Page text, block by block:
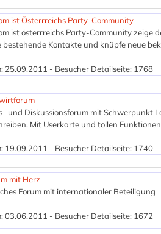
ist Österrreichs Party-Community
ist österrreichs Party-Community zeige
bestehende Kontakte und knüpfe neue
25.09.2011 - Besucher Detailseite: 1768
und Diskussionsforum mit Schwerpunkt
Mit Userkarte und tollen
19.09.2011 - Besucher Detailseite: 1740
mit Herz
Forum mit internationaler Beteiligung
03.06.2011 - Besucher Detailseite: 1672